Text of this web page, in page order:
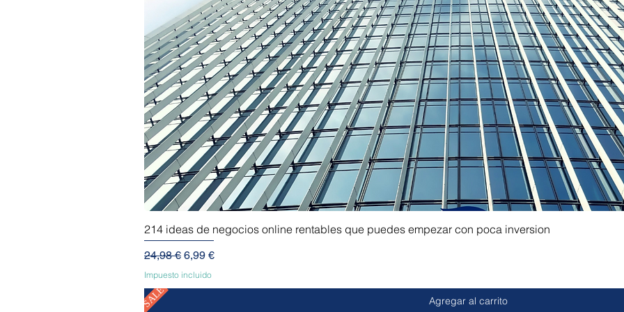
214 ideas de negocios online rentables que puedes empezar con poca inversion
Precio
24,98 € Precio de oferta
6,99 €
Impuesto incluido
Agregar al carrito
SALE